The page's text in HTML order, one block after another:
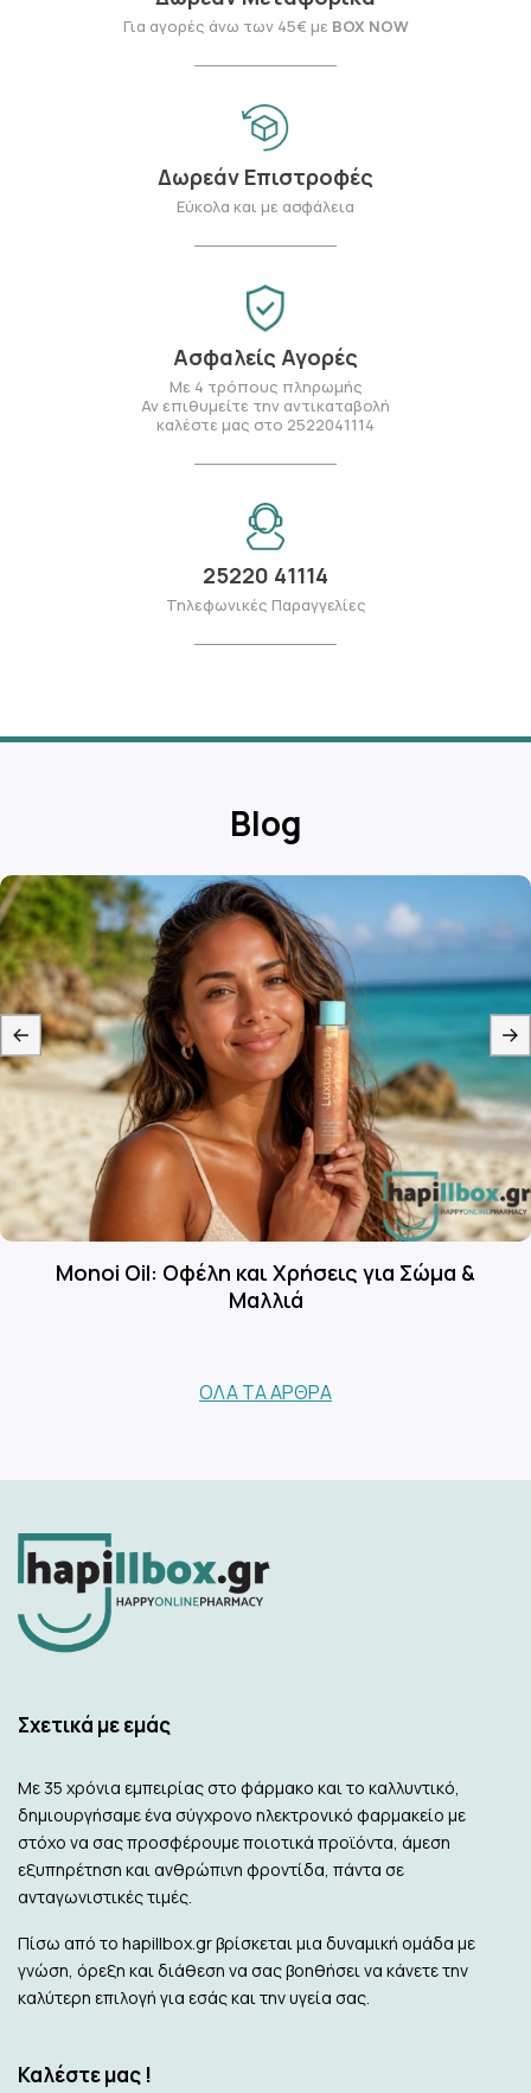
Για αγορές άνω των 45€ με BOX NOW
Δωρεάν Επιστροφές
Εύκολα και με ασφάλεια
Ασφαλείς Αγορές
Με 4 τρόπους πληρωμής
Αν επιθυμείτε την αντικαταβολή
καλέστε μας στο 2522041114
25220 41114
Τηλεφωνικές Παραγγελίες
Blog
Monoi Oil: Οφέλη και Χρήσεις για Σώμα &
Μαλλιά
ΌΛΑ ΤΑ ΆΡΘΡΑ
Σχετικά με εμάς
Με 35 χρόνια εμπειρίας στο φάρμακο και το καλλυντικό,
δημιουργήσαμε ένα σύγχρονο ηλεκτρονικό φαρμακείο με
στόχο να σας προσφέρουμε ποιοτικά προϊόντα, άμεση
εξυπηρέτηση και ανθρώπινη φροντίδα, πάντα σε
ανταγωνιστικές τιμές.
Πίσω από το hapillbox.gr βρίσκεται μια δυναμική ομάδα με
γνώση, όρεξη και διάθεση να σας βοηθήσει να κάνετε την
καλύτερη επιλογή για εσάς και την υγεία σας.
Καλέστε μας !